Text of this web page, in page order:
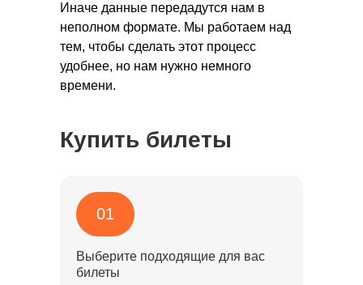
Иначе данные передадутся нам в
неполном формате. Мы работаем над
тем, чтобы сделать этот процесс
удобнее, но нам нужно немного
времени.
Купить билеты
Выберите подходящие для вас
билеты
01